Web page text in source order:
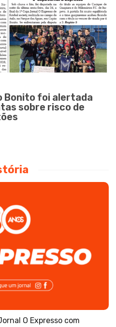
Bonito foi alertada
sobre risco de
O Expresso com